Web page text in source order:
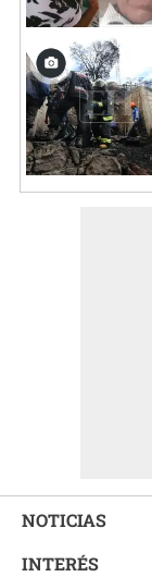
NOTICIAS
INTERÉS